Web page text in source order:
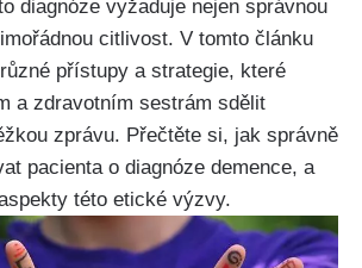
diagnóze vyžaduje nejen správnou
citlivost. V tomto článku
přístupy a strategie, které
a zdravotním sestrám sdělit
zprávu. Přečtěte si, jak správně
pacienta o diagnóze demence, a
této etické výzvy.